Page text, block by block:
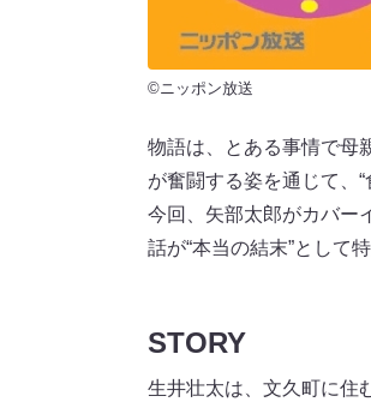
©ニッポン放送
物語は、とある事情で母
が奮闘する姿を通じて、
今回、矢部太郎がカバー
話が“本当の結末”として
STORY
生井壮太は、文久町に住